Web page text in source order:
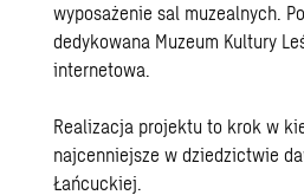
wyposażenie sal muzealnych.
dedykowana Muzeum Kultury
internetowa.
Realizacja projektu to krok w
najcenniejsze w dziedzictwie
Łańcuckiej.